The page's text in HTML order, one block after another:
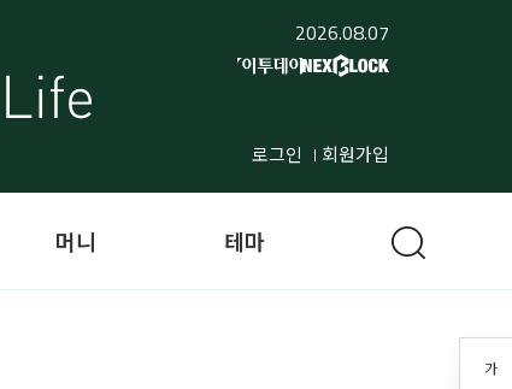
2026.08.07
로그인 회원가입
가
머니 테마